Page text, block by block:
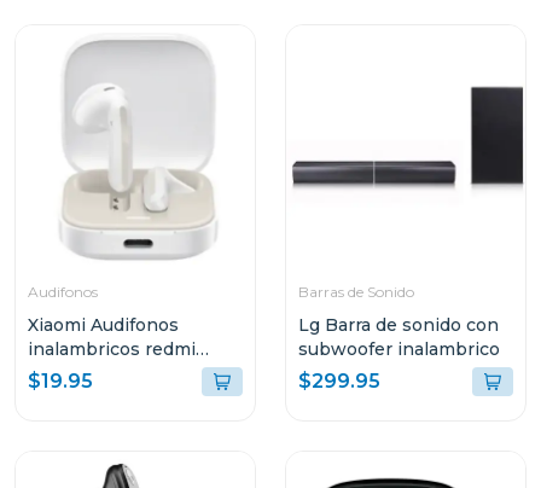
Audifonos
Xiaomi Audifonos
inalambricos redmi
buds 6 active bluetooth
$19.95
Barras de Sonido
Lg Barra de sonido con
subwoofer inalambrico
$299.95